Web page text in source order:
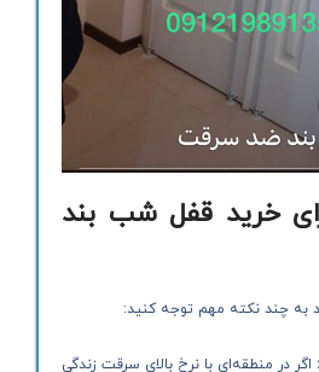
خرید قفل شب بند
به چند نکته مهم توجه کنید:
: اگر در منطقه‌ای با نرخ بالای سرقت زندگی